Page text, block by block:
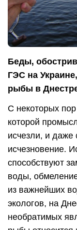
Беды,
ГЭС на
рыбы в
С некоторых
которой
исчезли, и даже
исчезновение.
способствуют
воды,
из важнейших
экологов, на
необратимых